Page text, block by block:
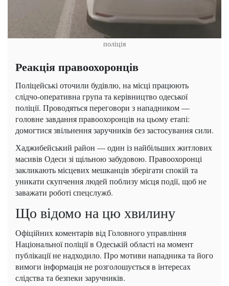
поліція
Реакція правоохоронців
Поліцейські оточили будівлю, на місці працюють
слідчо-оперативна група та керівництво одеської
поліції. Проводяться переговори з нападником —
головне завдання правоохоронців на цьому етапі:
домогтися звільнення заручників без застосування сили.
Хаджибейський район — один із найбільших житлових
масивів Одеси зі щільною забудовою. Правоохоронці
закликають місцевих мешканців зберігати спокій та
уникати скупчення людей поблизу місця події, щоб не
заважати роботі спецслужб.
Що відомо на цю хвилину
Офіційних коментарів від Головного управління
Національної поліції в Одеській області на момент
публікації не надходило. Про мотиви нападника та його
вимоги інформація не розголошується в інтересах
слідства та безпеки заручників.